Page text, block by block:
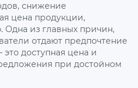
снижение
цена продукции,
из главных причин,
отдают предпочтение
доступная цена и
при достойном